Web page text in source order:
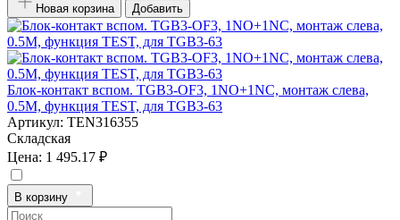
Новая корзина Добавить
Блок-контакт вспом. TGB3-OF3, 1NO+1NC, монтаж слева,
0.5M, функция TEST, для TGB3-63
Артикул: TEN316355
Складская
Цена: 1 495.17 ₽
В корзину